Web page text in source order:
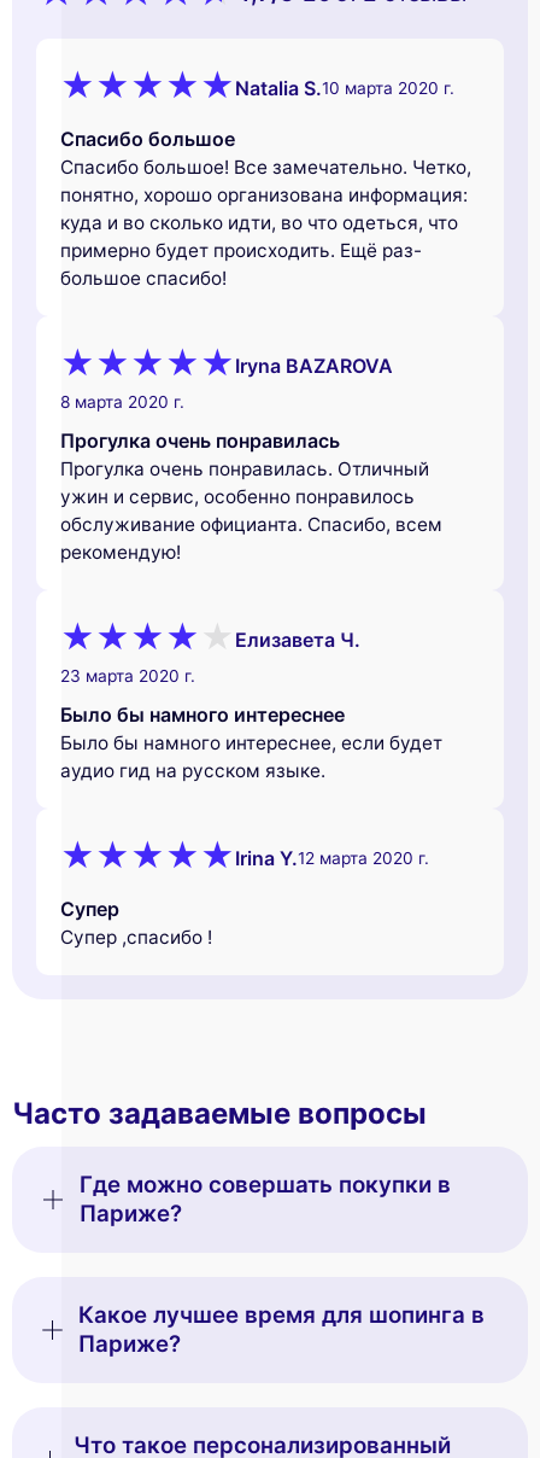
Natalia S.10 марта 2020 г.
Спасибо большое
Спасибо большое! Все замечательно. Четко,
понятно, хорошо организована информация:
куда и во сколько идти, во что одеться, что
примерно будет происходить. Ещё раз-
большое спасибо!
Iryna BAZAROVA
8 марта 2020 г.
Прогулка очень понравилась
Прогулка очень понравилась. Отличный
ужин и сервис, особенно понравилось
обслуживание официанта. Спасибо, всем
рекомендую!
Елизавета Ч.
23 марта 2020 г.
Было бы намного интереснее
Было бы намного интереснее, если будет
аудио гид на русском языке.
Irina Y.12 марта 2020 г.
Супер
Супер ,спасибо !
Часто задаваемые вопросы
Где можно совершать покупки в
Париже?
Какое лучшее время для шопинга в
Париже?
Что такое персонализированный